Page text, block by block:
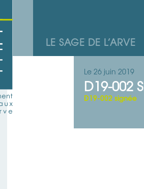
LE SAGE DE L’ARVE
Le 26 juin 2019
D19-002
D19-002 signée